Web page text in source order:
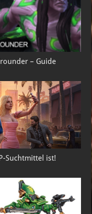
– Guide
Suchtmittel ist!